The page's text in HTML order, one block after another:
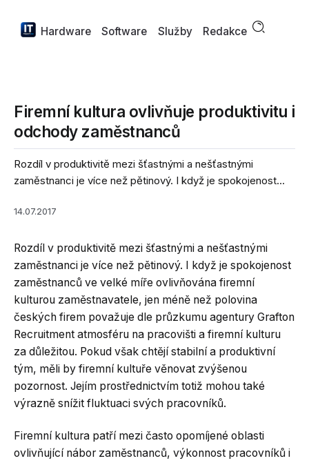
Hardware Software Služby Redakce
Firemní kultura ovlivňuje produktivitu i
odchody zaměstnanců
Rozdíl v produktivitě mezi šťastnými a nešťastnými
zaměstnanci je více než pětinový. I když je spokojenost...
14.07.2017
Rozdíl v produktivitě mezi šťastnými a nešťastnými
zaměstnanci je více než pětinový. I když je spokojenost
zaměstnanců ve velké míře ovlivňována firemní
kulturou zaměstnavatele, jen méně než polovina
českých firem považuje dle průzkumu agentury Grafton
Recruitment atmosféru na pracovišti a firemní kulturu
za důležitou. Pokud však chtějí stabilní a produktivní
tým, měli by firemní kultuře věnovat zvýšenou
pozornost. Jejím prostřednictvím totiž mohou také
výrazně snížit fluktuaci svých pracovníků.
Firemní kultura patří mezi často opomíjené oblasti
ovlivňující nábor zaměstnanců, výkonnost pracovníků i